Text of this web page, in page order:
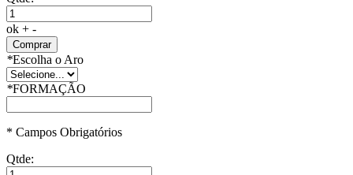
ok + -
Comprar
*Escolha o Aro
*FORMAÇÃO
* Campos Obrigatórios
Qtde: